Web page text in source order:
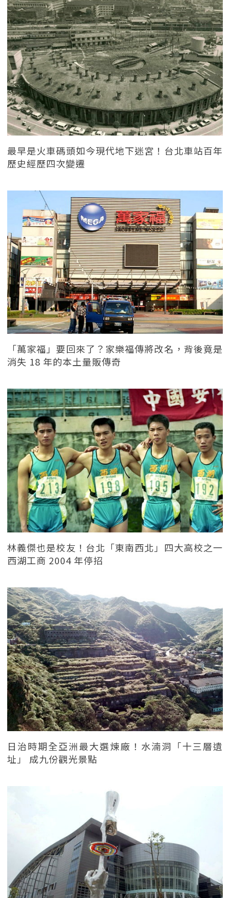
最早是火車碼頭如今現代地下迷宮！台北車站百年
歷史經歷四次變遷
「萬家福」要回來了？家樂福傳將改名，背後竟是
消失 18 年的本土量販傳奇
林義傑也是校友！台北「東南西北」四大高校之一
西湖工商 2004 年停招
日治時期全亞洲最大選煉廠！水湳洞「十三層遺
址」 成九份觀光景點